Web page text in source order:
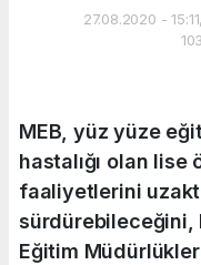
27.08.2020 -
MEB, yüz yüze
hastalığı olan
faaliyetlerini
sürdürebileceğini,
Eğitim